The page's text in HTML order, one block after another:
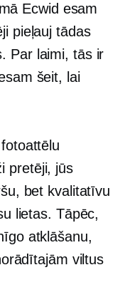
Ecwid esam
pieļauj tādas
Par laimi, tās ir
šeit, lai
pretēji, jūs
bet kvalitatīvu
lietas. Tāpēc,
atklāšanu,
viltus